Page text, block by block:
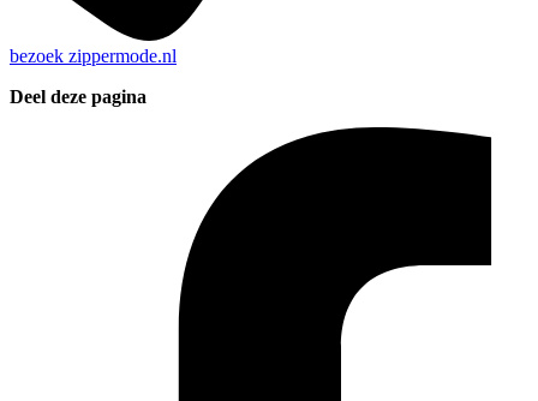
bezoek zippermode.nl
Deel deze pagina